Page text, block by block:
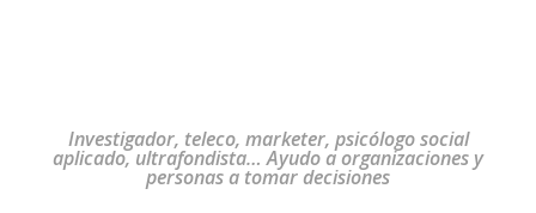
Investigador, teleco, marketer, psicólogo social
aplicado, ultrafondista… Ayudo a organizaciones y
personas a tomar decisiones